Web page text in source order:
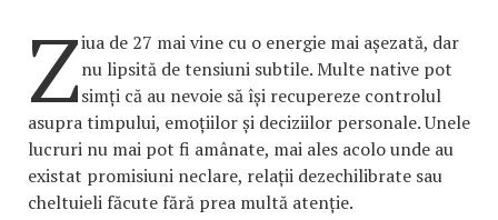
Ziua de 27 mai vine cu o energie mai așezată, dar
nu lipsită de tensiuni subtile. Multe native pot
simți că au nevoie să își recupereze controlul
asupra timpului, emoțiilor și deciziilor personale. Unele
lucruri nu mai pot fi amânate, mai ales acolo unde au
existat promisiuni neclare, relații dezechilibrate sau
cheltuieli făcute fără prea multă atenție.